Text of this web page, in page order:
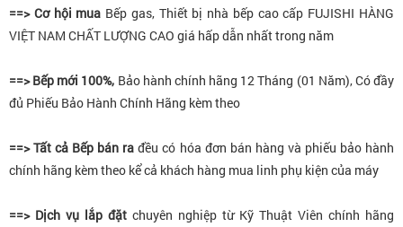
==> Cơ hội mua Bếp gas, Thiết bị nhà bếp cao cấp FUJISHI HÀNG
VIỆT NAM CHẤT LƯỢNG CAO giá hấp dẫn nhất trong năm
==> Bếp mới 100%, Bảo hành chính hãng 12 Tháng (01 Năm), Có đầy
đủ Phiếu Bảo Hành Chính Hãng kèm theo
==> Tất cả Bếp bán ra đều có hóa đơn bán hàng và phiếu bảo hành
chính hãng kèm theo kể cả khách hàng mua linh phụ kiện của máy
==> Dịch vụ lắp đặt chuyên nghiệp từ Kỹ Thuật Viên chính hãng